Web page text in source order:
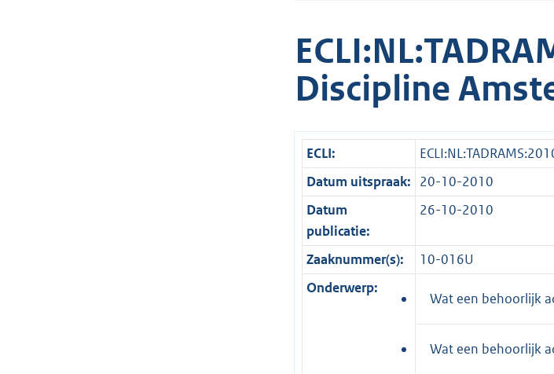
Discipline
ECLI:
Datum uitspraak: 20-10-2010
Datum
publicatie:
26-10-2010
Zaaknummer(s):
10-016U
Onderwerp:
Wat een behoorlijk
Wat een behoorlijk